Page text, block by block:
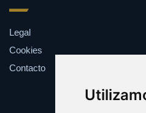
Legal
Cookies
Contacto